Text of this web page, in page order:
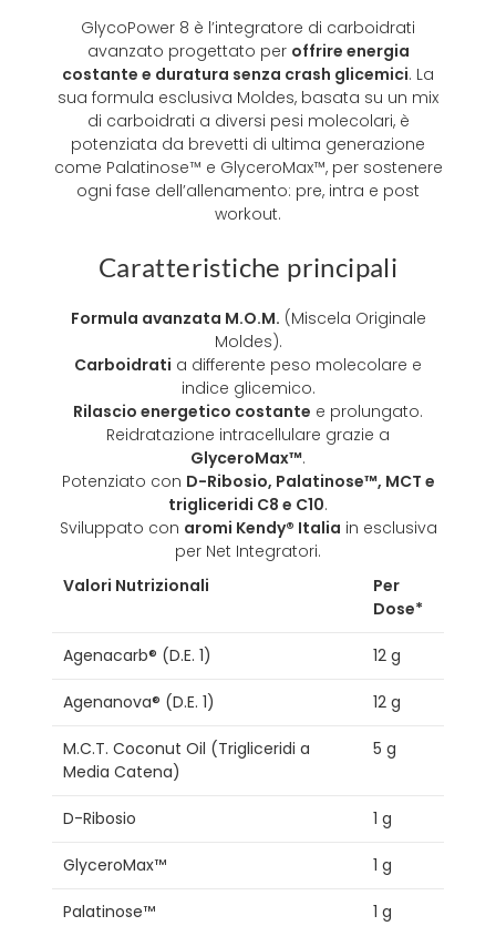
GlycoPower 8 è l’integratore di carboidrati
avanzato progettato per offrire energia
costante e duratura senza crash glicemici. La
sua formula esclusiva Moldes, basata su un mix
di carboidrati a diversi pesi molecolari, è
potenziata da brevetti di ultima generazione
come Palatinose™ e GlyceroMax™, per sostenere
ogni fase dell’allenamento: pre, intra e post
workout.
Caratteristiche principali
Formula avanzata M.O.M. (Miscela Originale
Moldes).
Carboidrati a differente peso molecolare e
indice glicemico.
Rilascio energetico costante e prolungato.
Reidratazione intracellulare grazie a
GlyceroMax™.
Potenziato con D-Ribosio, Palatinose™, MCT e
trigliceridi C8 e C10.
Sviluppato con aromi Kendy® Italia in esclusiva
per Net Integratori.
Valori Nutrizionali
Per
Dose*
Agenacarb® (D.E. 1) 12 g
Agenanova® (D.E. 1) 12 g
M.C.T. Coconut Oil (Trigliceridi a
Media Catena)
5 g
D-Ribosio 1 g
GlyceroMax™ 1 g
Palatinose™ 1 g